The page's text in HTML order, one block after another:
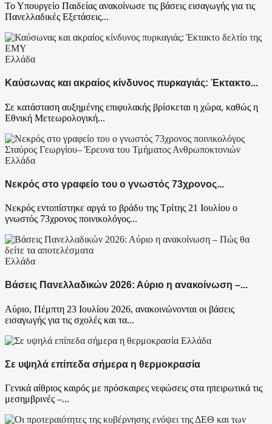
Το Υπουργείο Παιδείας ανακοίνωσε τις βάσεις εισαγωγής για τις
Πανελλαδικές Εξετάσεις...
Ελλάδα
Καύσωνας και ακραίος κίνδυνος πυρκαγιάς: Έκτακτο...
Σε κατάσταση αυξημένης επιφυλακής βρίσκεται η χώρα, καθώς η
Εθνική Μετεωρολογική...
Ελλάδα
Νεκρός στο γραφείο του ο γνωστός 73χρονος...
Νεκρός εντοπίστηκε αργά το βράδυ της Τρίτης 21 Ιουλίου ο
γνωστός 73χρονος ποινικολόγος...
Ελλάδα
Βάσεις Πανελλαδικών 2026: Αύριο η ανακοίνωση –...
Αύριο, Πέμπτη 23 Ιουλίου 2026, ανακοινώνονται οι βάσεις
εισαγωγής για τις σχολές και τα...
Ελλάδα
Σε υψηλά επίπεδα σήμερα η θερμοκρασία
Γενικά αίθριος καιρός με πρόσκαιρες νεφώσεις στα ηπειρωτικά τις
μεσημβρινές –...